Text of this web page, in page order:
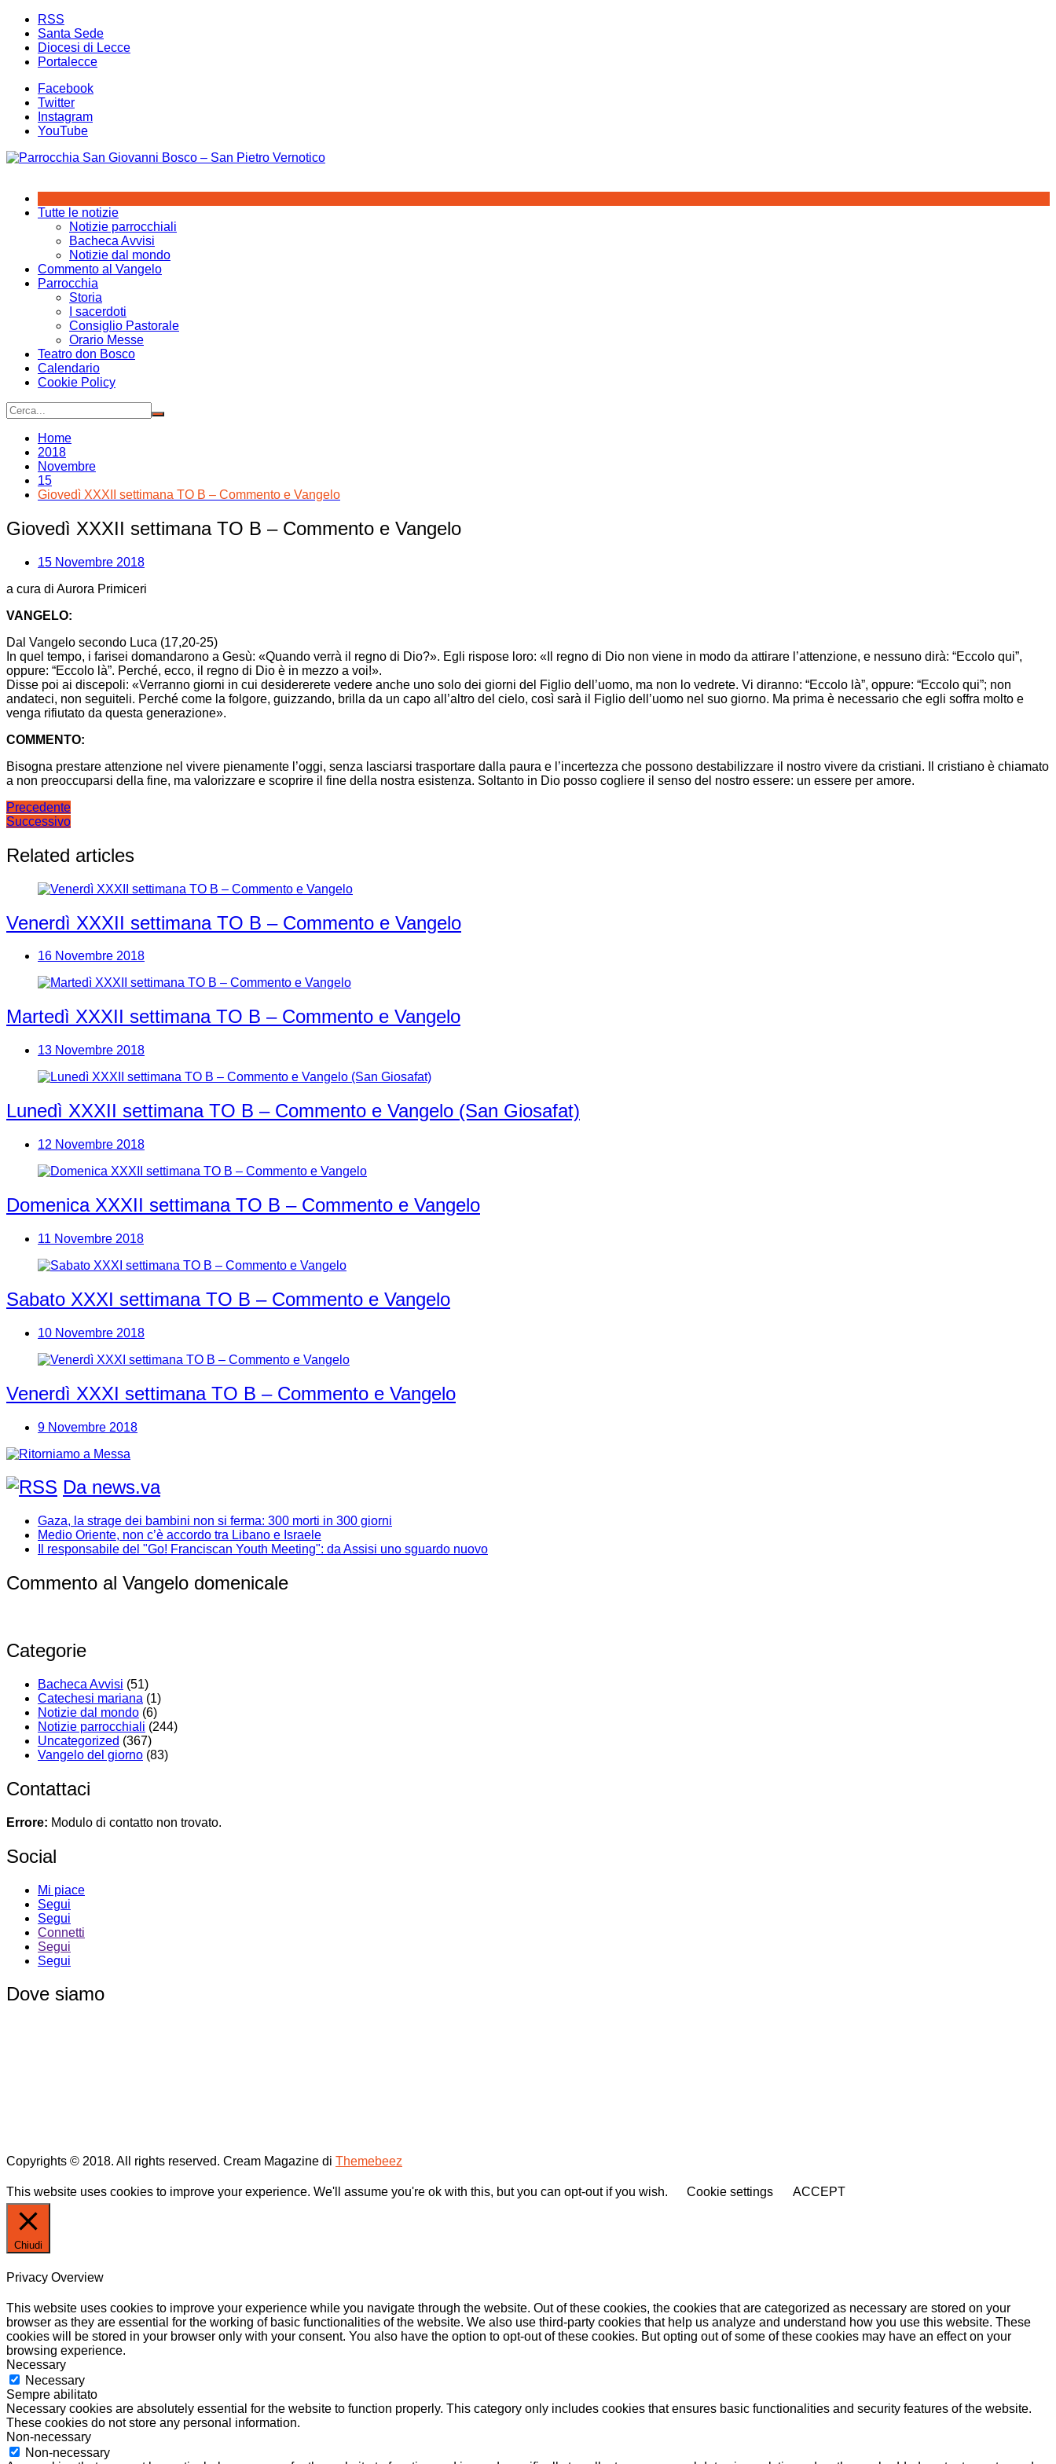
Salta
contenuto
RSS
Santa Sede
Diocesi di Lecce
Portalecce
Facebook
Twitter
Instagram
YouTube
Tutte le notizie
Notizie parrocchiali
Bacheca Avvisi
Notizie dal mondo
Commento al Vangelo
Parrocchia
Storia
I sacerdoti
Consiglio Pastorale
Orario Messe
Teatro don Bosco
Calendario
Cookie Policy
Home
2018
Novembre
15
Giovedì XXXII settimana TO B – Commento e Vangelo
Giovedì XXXII settimana TO B – Commento e Vangelo
15 Novembre 2018
a cura di Aurora Primiceri
VANGELO:
Dal Vangelo secondo Luca (17,20-25)
In quel tempo, i farisei domandarono a Gesù: «Quando verrà il regno di Dio?». Egli rispose loro: «Il regno di Dio non viene in modo da attirare l’attenzione, e nessuno dirà: “Eccolo qui”,
oppure: “Eccolo là”. Perché, ecco, il regno di Dio è in mezzo a voi!».
Disse poi ai discepoli: «Verranno giorni in cui desidererete vedere anche uno solo dei giorni del Figlio dell’uomo, ma non lo vedrete. Vi diranno: “Eccolo là”, oppure: “Eccolo qui”; non
andateci, non seguiteli. Perché come la folgore, guizzando, brilla da un capo all’altro del cielo, così sarà il Figlio dell’uomo nel suo giorno. Ma prima è necessario che egli soffra molto e
venga rifiutato da questa generazione».
COMMENTO:
Bisogna prestare attenzione nel vivere pienamente l’oggi, senza lasciarsi trasportare dalla paura e l’incertezza che possono destabilizzare il nostro vivere da cristiani. Il cristiano è chiamato
a non preoccuparsi della fine, ma valorizzare e scoprire il fine della nostra esistenza. Soltanto in Dio posso cogliere il senso del nostro essere: un essere per amore.
Navigazione
articoli
Precedente
Successivo
Related articles
Venerdì XXXII settimana TO B – Commento e Vangelo
16 Novembre 2018
Martedì XXXII settimana TO B – Commento e Vangelo
13 Novembre 2018
Lunedì XXXII settimana TO B – Commento e Vangelo (San Giosafat)
12 Novembre 2018
Domenica XXXII settimana TO B – Commento e Vangelo
11 Novembre 2018
Sabato XXXI settimana TO B – Commento e Vangelo
10 Novembre 2018
Venerdì XXXI settimana TO B – Commento e Vangelo
9 Novembre 2018
Da news.va
Gaza, la strage dei bambini non si ferma: 300 morti in 300 giorni
Medio Oriente, non c’è accordo tra Libano e Israele
Il responsabile del "Go! Franciscan Youth Meeting": da Assisi uno sguardo nuovo
Commento al Vangelo domenicale
Categorie
Bacheca Avvisi (51)
Catechesi mariana (1)
Notizie dal mondo (6)
Notizie parrocchiali (244)
Uncategorized (367)
Vangelo del giorno (83)
Contattaci
Errore: Modulo di contatto non trovato.
Social
Mi piace
Segui
Segui
Connetti
Segui
Segui
Dove siamo
Copyrights © 2018. All rights reserved. Cream Magazine di Themebeez
This website uses cookies to improve your experience. We'll assume you're ok with this, but you can opt-out if you wish. Cookie settings ACCEPT
Chiudi
Privacy Overview
This website uses cookies to improve your experience while you navigate through the website. Out of these cookies, the cookies that are categorized as necessary are stored on your
browser as they are essential for the working of basic functionalities of the website. We also use third-party cookies that help us analyze and understand how you use this website. These
cookies will be stored in your browser only with your consent. You also have the option to opt-out of these cookies. But opting out of some of these cookies may have an effect on your
browsing experience.
Necessary
Necessary
Sempre abilitato
Necessary cookies are absolutely essential for the website to function properly. This category only includes cookies that ensures basic functionalities and security features of the website.
These cookies do not store any personal information.
Non-necessary
Non-necessary